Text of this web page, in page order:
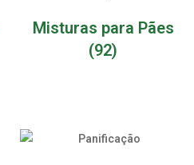
Misturas para Pães
(92)